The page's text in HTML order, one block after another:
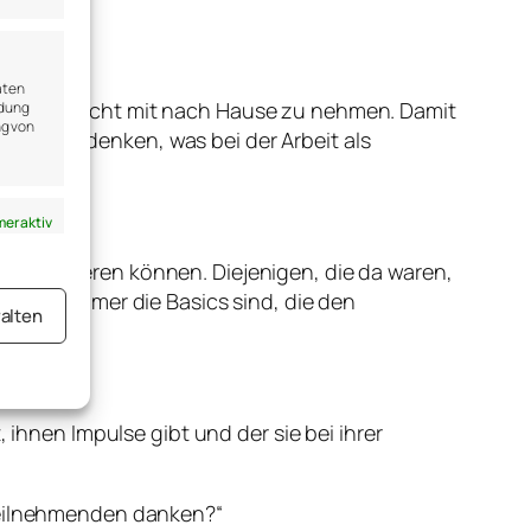
von
aktiv
nicht mit nach Hause zu nehmen. Damit
was bei der Arbeit als
motivieren können. Diejenigen, die da waren,
es immer die Basics sind, die den
Impulse gibt und der sie bei ihrer
danken?“